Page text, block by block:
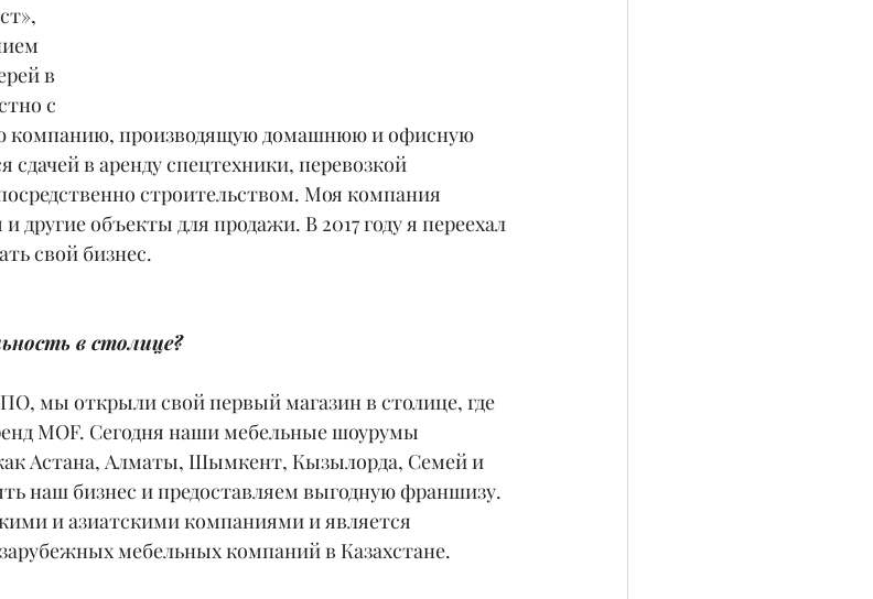
в
с
компанию, производящую домашнюю и офисную
сдачей в аренду спецтехники, перевозкой
строительством. Моя компания
объекты для продажи. В 2017 году я переехал
свой бизнес.
в столице?
мы открыли свой первый магазин в столице, где
MOF. Сегодня наши мебельные шоурумы
Астана, Алматы, Шымкент, Кызылорда, Семей и
наш бизнес и предоставляем выгодную франшизу.
и азиатскими компаниями и является
мебельных компаний в Казахстане.